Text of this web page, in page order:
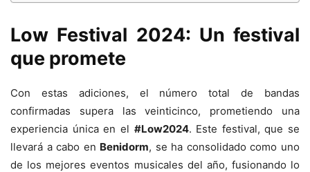
Low Festival 2024: Un festival
que promete
Con estas adiciones, el número total de bandas
confirmadas supera las veinticinco, prometiendo una
experiencia única en el #Low2024. Este festival, que se
llevará a cabo en Benidorm, se ha consolidado como uno
de los mejores eventos musicales del año, fusionando lo